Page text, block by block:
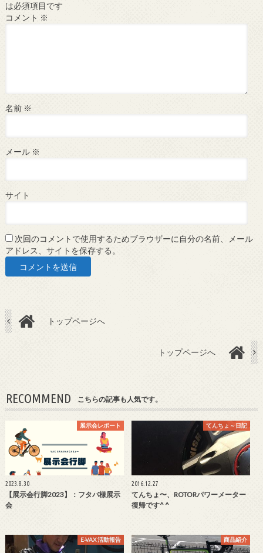
は必須項目です
コメント ※
名前 ※
メール ※
サイト
次回のコメントで使用するためブラウザーに自分の名前、メール
アドレス、サイトを保存する。
トップページへ
トップページへ
RECOMMEND こちらの記事も人気です。
展示会レポート
2023.8.30
【展示会行脚2023】：フタバ様展示
会
てんちょ～日記
2016.12.27
てんちょ〜、ROTORパワーメーター
復帰です^ ^
E-VAX 活動報告 商品紹介